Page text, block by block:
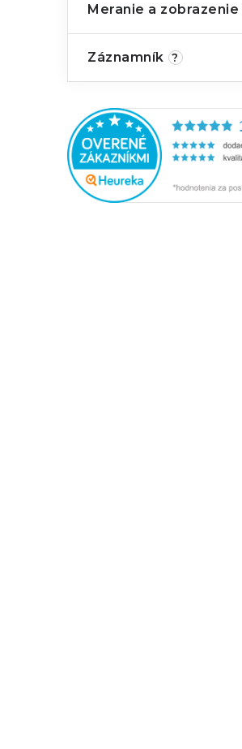
Meranie a zobrazenie
Záznamník ?